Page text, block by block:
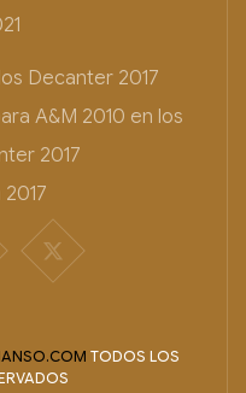
Decanter 2017
A&M 2010 en los
2017
TODOS LOS